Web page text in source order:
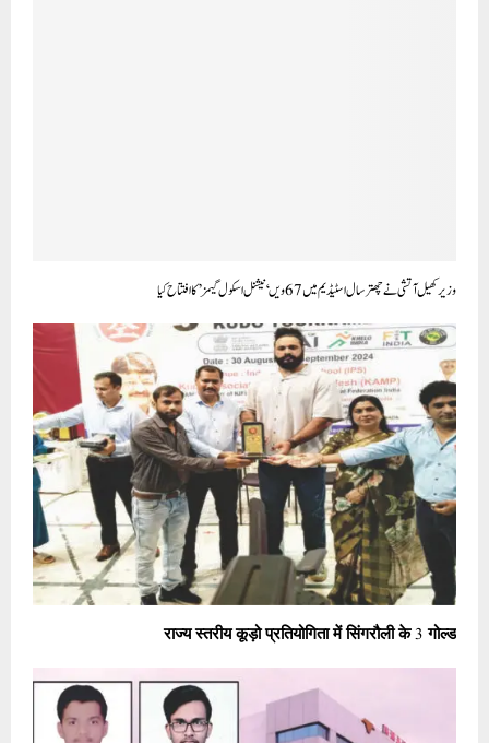
وزیر کھیل آتشی نے چھترسال اسٹیڈیم میں 67ویں ‘نیشنل اسکول گیمز’ کا افتتاح کیا
राज्य स्तरीय कूड़ो प्रतियोगिता में सिंगरौली के 3 गोल्ड